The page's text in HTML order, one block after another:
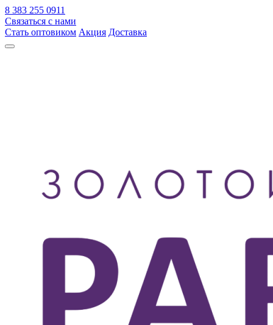
8 383 255 0911
Связаться с нами
Стать оптовиком Акция Доставка